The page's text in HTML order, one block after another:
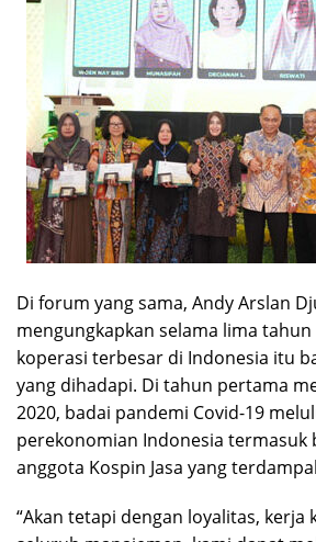
Di forum yang sama, Andy Arslan
mengungkapkan selama lima
koperasi terbesar di Indonesia itu
yang dihadapi. Di tahun pertama
2020, badai pandemi Covid-19
perekonomian Indonesia termasuk
anggota Kospin Jasa yang
“Akan tetapi dengan loyalitas, kerja